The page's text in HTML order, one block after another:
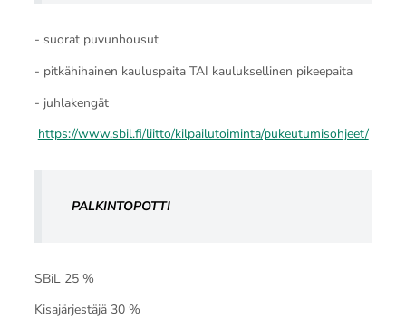
- suorat puvunhousut
- pitkähihainen kauluspaita TAI kauluksellinen pikeepaita
- juhlakengät
https://www.sbil.fi/liitto/kilpailutoiminta/pukeutumisohjeet/
PALKINTOPOTTI
SBiL 25 %
Kisajärjestäjä 30 %